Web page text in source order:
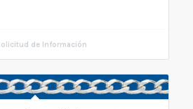
de Información